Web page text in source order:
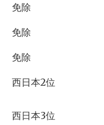
免除
免除
免除
西日本2位
西日本3位